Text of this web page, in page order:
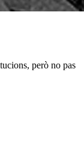
però no pas